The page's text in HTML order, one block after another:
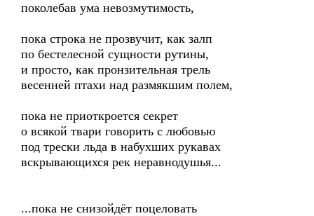
поколебав ума невозмутимость,
пока строка не прозвучит, как залп
по бестелесной сущности рутины,
и просто, как пронзительная трель
весенней птахи над размякшим полем,
пока не приоткроется секрет
о всякой твари говорить с любовью
под трески льда в набухших рукавах
вскрывающихся рек неравнодушья...
...пока не снизойдёт поцеловать